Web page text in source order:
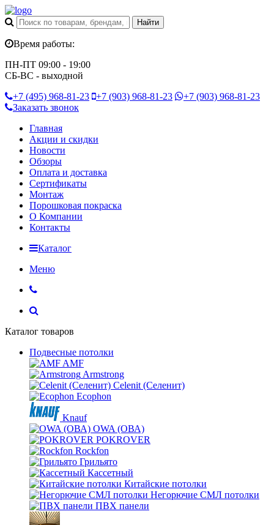
Время работы:
ПН-ПТ 09:00 - 19:00
СБ-ВС - выходной
+7 (495) 968-81-23 +7 (903) 968-81-23 +7 (903) 968-81-23
Заказать звонок
Главная
Акции и скидки
Новости
Обзоры
Оплата и доставка
Сертификаты
Монтаж
Порошковая покраска
О Компании
Контакты
Каталог
Меню
Каталог товаров
Подвесные потолки
AMF
Armstrong
Celenit (Селенит)
Ecophon
Knauf
OWA (ОВА)
POKROVER
Rockfon
Грильято
Кассетный
Китайские потолки
Негорючие СМЛ потолки
ПВХ панели